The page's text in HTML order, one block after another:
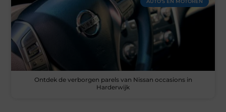
Ontdek de verborgen parels van Nissan occasions in
Harderwijk